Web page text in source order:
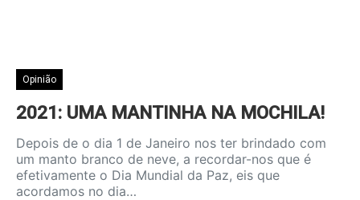
Opinião
2021: UMA MANTINHA NA MOCHILA!
Depois de o dia 1 de Janeiro nos ter brindado com
um manto branco de neve, a recordar-nos que é
efetivamente o Dia Mundial da Paz, eis que
acordamos no dia…